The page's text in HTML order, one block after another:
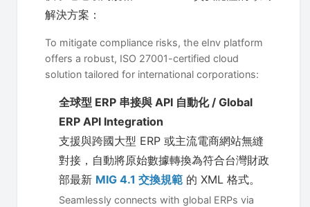
解決方案：
To mitigate compliance risks, the eInv platform
offers a robust, ISO 27001-certified cloud
solution tailored for international corporations:
全球型 ERP 串接與 API 自動化 / Global
ERP API Integration
支援與跨國大型 ERP 或主流電商網站無縫
對接，自動將原始數據轉換為符合台灣財政
部最新 MIG 4.1 交換規範 的 XML 格式。
Seamlessly connects with global ERPs via